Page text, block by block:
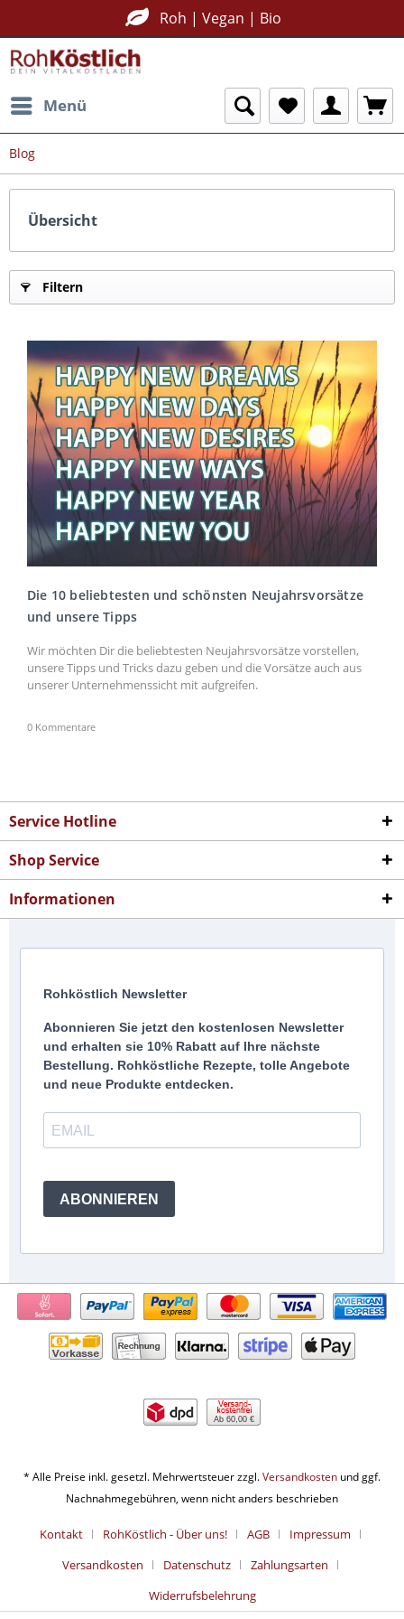
Roh | Vegan | Bio
Menü
Blog
Übersicht
Filtern
Die 10 beliebtesten und schönsten Neujahrsvorsätze
und unsere Tipps
Wir möchten Dir die beliebtesten Neujahrsvorsätze vorstellen,
unsere Tipps und Tricks dazu geben und die Vorsätze auch aus
unserer Unternehmenssicht mit aufgreifen.
0 Kommentare
Service Hotline
Shop Service
Informationen
Rohköstlich Newsletter
Abonnieren Sie jetzt den kostenlosen Newsletter
und erhalten sie 10% Rabatt auf Ihre nächste
Bestellung. Rohköstliche Rezepte, tolle Angebote
und neue Produkte entdecken.
ABONNIEREN
Ab 60,00 €
* Alle Preise inkl. gesetzl. Mehrwertsteuer zzgl.Versandkosten und ggf.
Nachnahmegebühren, wenn nicht anders beschrieben
Kontakt RohKöstlich - Über uns! AGB
Impressum
Versandkosten
Datenschutz
Zahlungsarten
Widerrufsbelehrung